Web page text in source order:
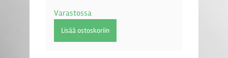
Varastossa